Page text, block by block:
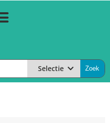
Selectie